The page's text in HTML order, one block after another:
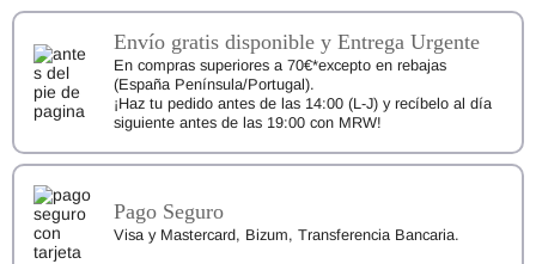
Envío gratis disponible y Entrega Urgente
En compras superiores a 70€*excepto en rebajas
(España Península/Portugal).
¡Haz tu pedido antes de las 14:00 (L-J) y recíbelo al día
siguiente antes de las 19:00 con MRW!
Pago Seguro
Visa y Mastercard, Bizum, Transferencia Bancaria.